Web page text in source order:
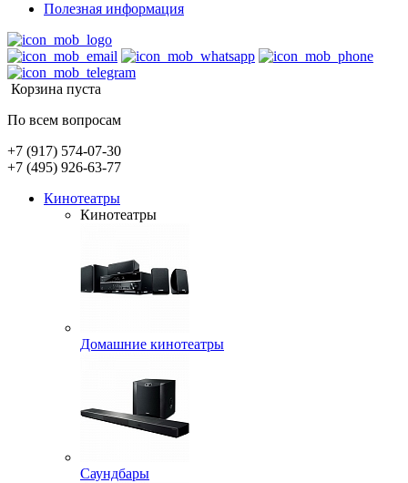
Полезная информация
Корзина пуста
По всем вопросам
+7 (917) 574-07-30
+7 (495) 926-63-77
Кинотеатры
Кинотеатры
Домашние кинотеатры
Саундбары